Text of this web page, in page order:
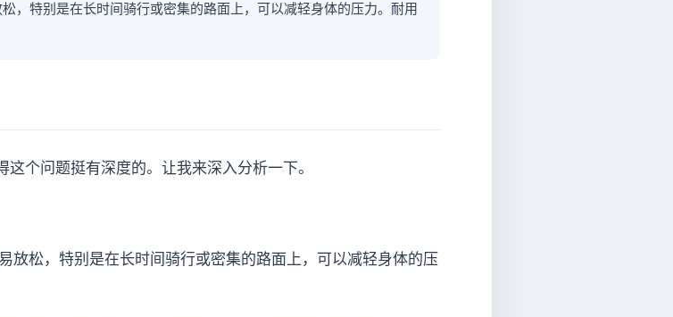
，特别是在长时间骑行或密集的路面上，可以减轻身体的压力。耐用
个问题挺有深度的。让我来深入分析一下。
放松，特别是在长时间骑行或密集的路面上，可以减轻身体的压